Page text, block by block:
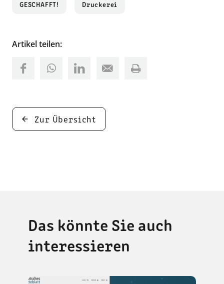
GESCHAFFT! Druckerei
Artikel teilen:
Zur Übersicht
Das könnte Sie auch
interessieren